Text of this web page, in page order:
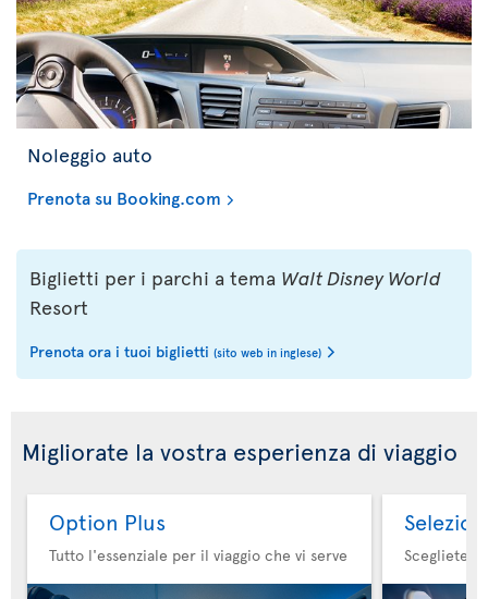
Noleggio auto
Prenota su Booking.com
Biglietti per i parchi a tema Walt Disney World
Resort
Prenota ora i tuoi biglietti (sito web in inglese)
Migliorate la vostra esperienza di viaggio
Option Plus
Tutto l'essenziale per il viaggio che vi serve Scegliete il